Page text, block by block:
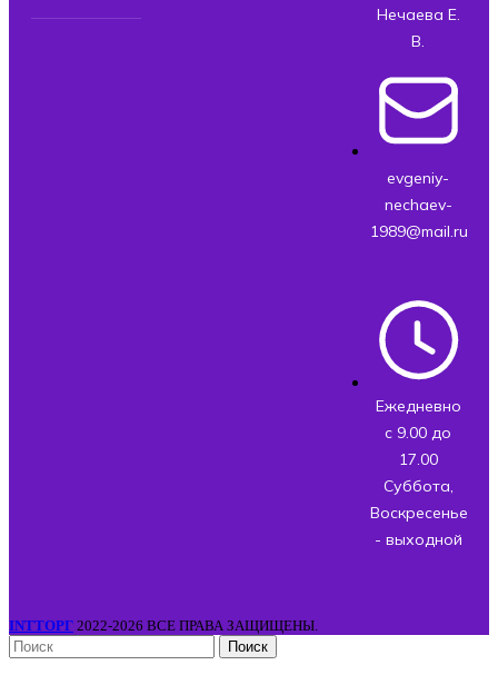
Нечаева Е.
В.
evgeniy-
nechaev-
1989@mail.ru
Ежедневно
с 9.00 до
17.00
Суббота,
Воскресенье
- выходной
INTТОРГ 2022-2026 ВСЕ ПРАВА ЗАЩИЩЕНЫ.
Поиск